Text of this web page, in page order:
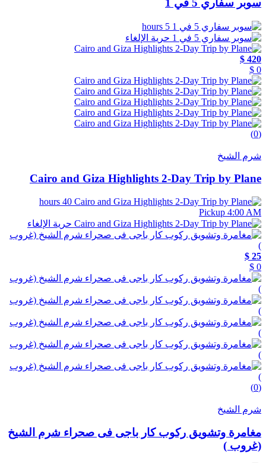
سوبر سفاري 5 في 1
5 hours
حرية الإلغاء
420 $
0 $
(0)
شرم الشيخ
Cairo and Giza Highlights 2-Day Trip by Plane
40 hours
Pickup 4:00 AM
حرية الإلغاء
25 $
0 $
(0)
شرم الشيخ
مغامرة وتشويق ركوب كار باجى فى صحراء شرم الشيخ
(غروب )